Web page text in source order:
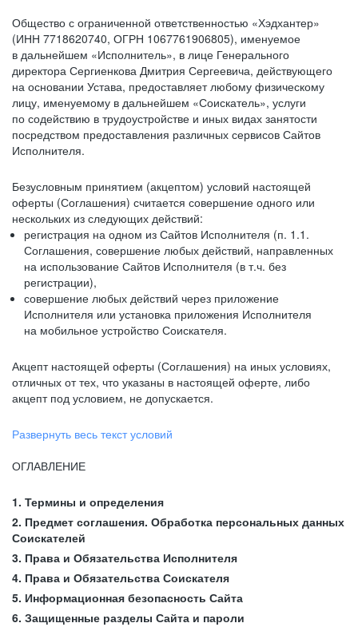
Общество с ограниченной ответственностью «Хэдхантер»
(ИНН 7718620740, ОГРН 1067761906805), именуемое
в дальнейшем «Исполнитель», в лице Генерального
директора Сергиенкова Дмитрия Сергеевича, действующего
на основании Устава, предоставляет любому физическому
лицу, именуемому в дальнейшем «Соискатель», услуги
по содействию в трудоустройстве и иных видах занятости
посредством предоставления различных сервисов Сайтов
Исполнителя.
Безусловным принятием (акцептом) условий настоящей
оферты (Соглашения) считается совершение одного или
нескольких из следующих действий:
регистрация на одном из Сайтов Исполнителя (п. 1.1.
Соглашения, совершение любых действий, направленных
на использование Сайтов Исполнителя (в т.ч. без
регистрации),
совершение любых действий через приложение
Исполнителя или установка приложения Исполнителя
на мобильное устройство Соискателя.
Акцепт настоящей оферты (Соглашения) на иных условиях,
отличных от тех, что указаны в настоящей оферте, либо
акцепт под условием, не допускается.
Развернуть весь текст условий
ОГЛАВЛЕНИЕ
1. Термины и определения
2. Предмет соглашения. Обработка персональных данных
Соискателей
3. Права и Обязательства Исполнителя
4. Права и Обязательства Соискателя
5. Информационная безопасность Сайта
6. Защищенные разделы Сайта и пароли